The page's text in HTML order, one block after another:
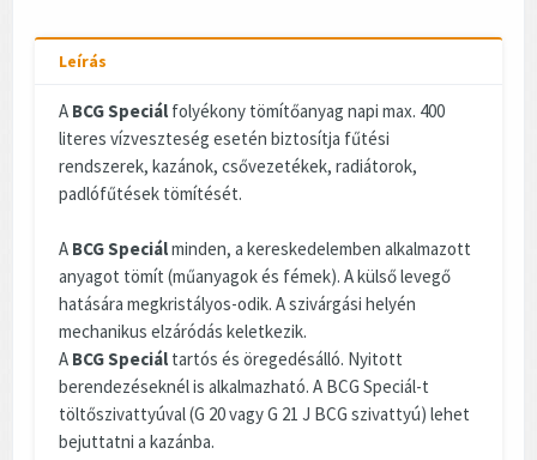
Leírás
A BCG Speciál folyékony tömítőanyag napi max. 400
literes vízveszteség esetén biztosítja fűtési
rendszerek, kazánok, csővezetékek, radiátorok,
padlófűtések tömítését.
A BCG Speciálminden, a kereskedelemben alkalmazott
anyagot tömít (műanyagok és fémek). A külső levegő
hatására megkristályos-odik. A szivárgási helyén
mechanikus elzáródás keletkezik.
A BCG Speciál tartós és öregedésálló. Nyitott
berendezéseknél is alkalmazható. A BCG Speciál-t
töltőszivattyúval (G 20 vagy G 21 J BCG szivattyú) lehet
bejuttatni a kazánba.